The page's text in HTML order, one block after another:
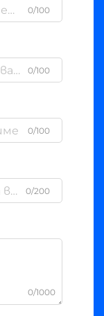
0/100
0/100
0/100
0/200
0/1000